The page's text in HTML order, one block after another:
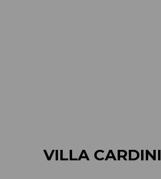
VILLA CARDINI